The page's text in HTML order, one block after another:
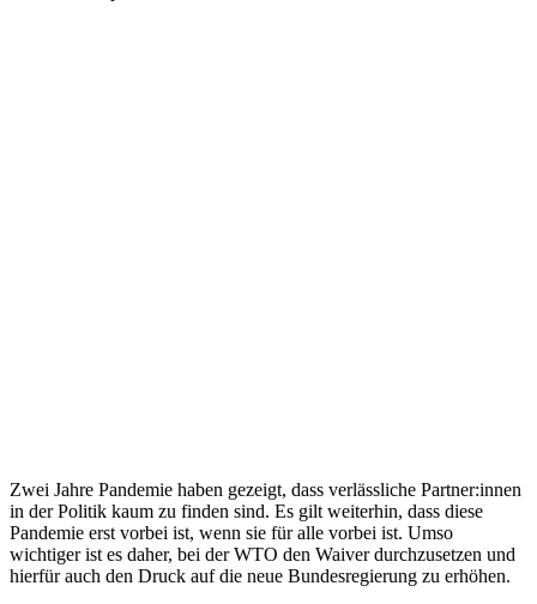
Zwei Jahre Pandemie haben gezeigt, dass verlässliche Partner:innen
in der Politik kaum zu finden sind. Es gilt weiterhin, dass diese
Pandemie erst vorbei ist, wenn sie für alle vorbei ist. Umso
wichtiger ist es daher, bei der WTO den Waiver durchzusetzen und
hierfür auch den Druck auf die neue Bundesregierung zu erhöhen.